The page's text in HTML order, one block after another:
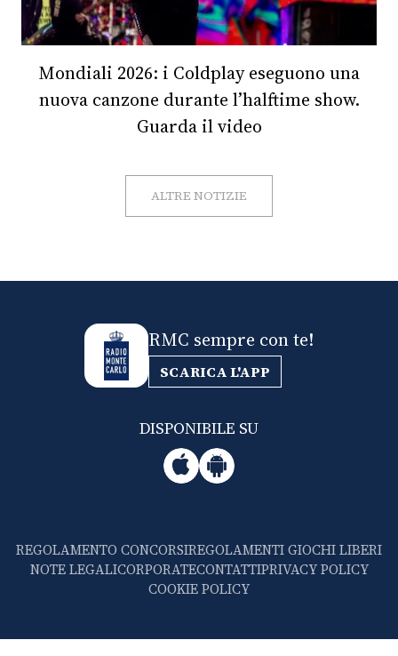
Mondiali 2026: i Coldplay eseguono una
nuova canzone durante l’halftime show.
Guarda il video
ALTRE NOTIZIE
RMC sempre con te!
SCARICA L'APP
DISPONIBILE SU
REGOLAMENTO CONCORSIREGOLAMENTI GIOCHI LIBERI
NOTE LEGALICORPORATECONTATTIPRIVACY POLICY
COOKIE POLICY